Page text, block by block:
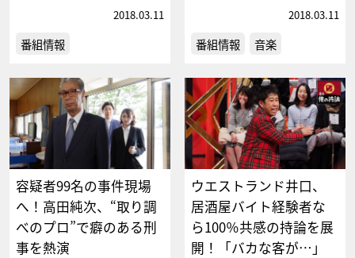
2018.03.11
番組情報
2018.03.11
番組情報 音楽
容疑者99名の事件現場
へ！高田純次、“取り調
べのプロ”で癖のある刑
事を熱演
ウエストランド井口、
居酒屋バイト経験者な
ら100％共感の持論を展
開！「バカな客が…」